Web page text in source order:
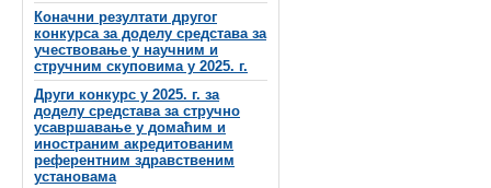
Коначни резултати другог
конкурса за доделу средстава за
учествовање у научним и
стручним скуповима у 2025. г.
Други конкурс у 2025. г. за
доделу средстава за стручно
усавршавање у домаћим и
иностраним акредитованим
референтним здравственим
установама